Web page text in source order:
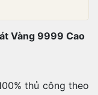
Vàng 9999 Cao
thủ công theo